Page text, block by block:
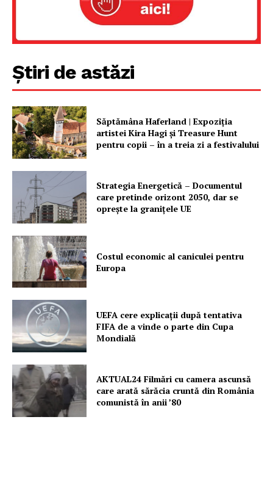
Știri de astăzi
Săptămâna Haferland | Expoziţia
artistei Kira Hagi şi Treasure Hunt
pentru copii – în a treia zi a festivalului
Strategia Energetică – Documentul
care pretinde orizont 2050, dar se
oprește la granițele UE
Costul economic al caniculei pentru
Europa
UEFA cere explicații după tentativa
FIFA de a vinde o parte din Cupa
Mondială
AKTUAL24 Filmări cu camera ascunsă
care arată sărăcia cruntă din România
comunistă în anii ’80